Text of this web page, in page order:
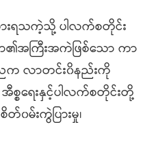
ထားရသကဲ့သို့ ပါလက်စတိုင်း
၏အကြီးအကဲဖြစ်သော ကာ
ညက လာတင်း၀ိနည်းကို
စ္စရေးနှင့်ပါလက်စတိုင်းတို့
မ်းကွဲပြားမှု၊